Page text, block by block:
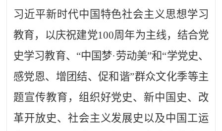
习近平新时代中国特色社会主义思想学习
教育，以庆祝建党100周年为主线，结合党
史学习教育、“中国梦·劳动美”和“学党史、
感党恩、增团结、促和谐”群众文化季等主
题宣传教育，组织好党史、新中国史、改
革开放史、社会主义发展史以及中国工运